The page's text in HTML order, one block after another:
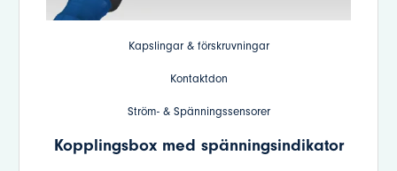
Kapslingar & förskruvningar
Kontaktdon
Ström- & Spänningssensorer
Kopplingsbox med spänningsindikator